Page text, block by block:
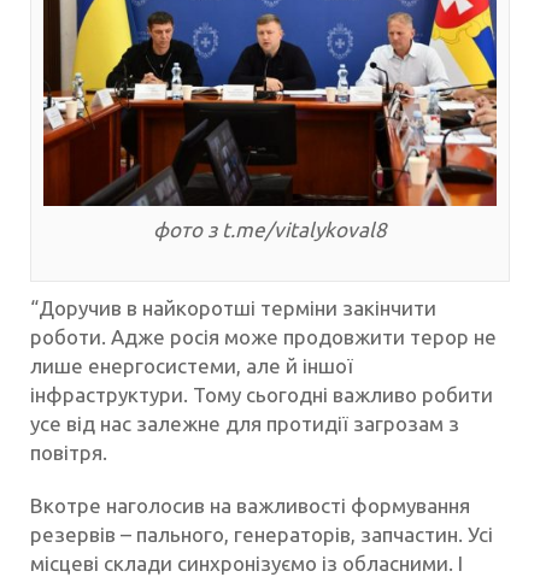
фото з t.me/vitalykoval8
“Доручив в найкоротші терміни закінчити
роботи. Адже росія може продовжити терор не
лише енергосистеми, але й іншої
інфраструктури. Тому сьогодні важливо робити
усе від нас залежне для протидії загрозам з
повітря.
Вкотре наголосив на важливості формування
резервів – пального, генераторів, запчастин. Усі
місцеві склади синхронізуємо із обласними. І